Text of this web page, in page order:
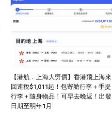
【港航．上海大劈價】香港飛上海來
回連稅$1,011起！包寄艙行李＋手提
行李＋隨身物品！可早去晚返！出發
日期至明年1月